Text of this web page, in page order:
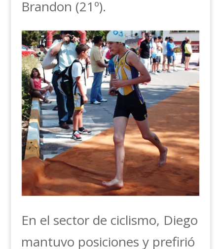
Brandon (21º).
En el sector de ciclismo, Diego
mantuvo posiciones y prefirió